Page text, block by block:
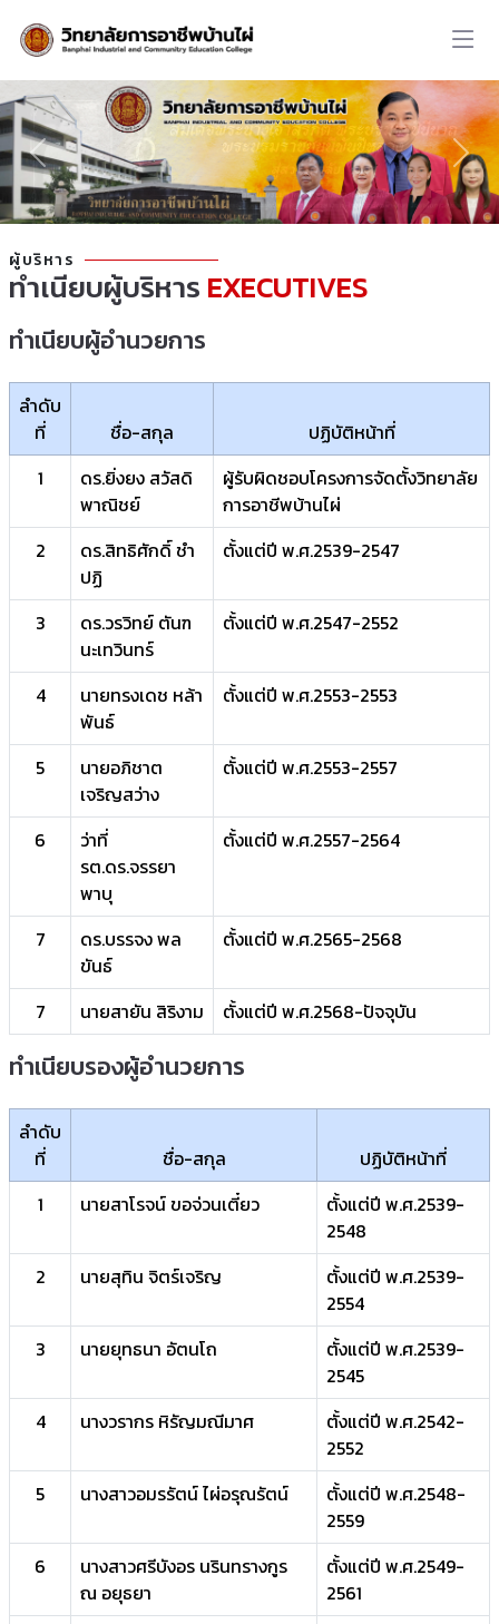
ผู้บริหาร
ทำเนียบผู้บริหาร EXECUTIVES
ทำเนียบผู้อำนวยการ
ลำดับ
ที่
ชื่อ-สกุล
ปฏิบัติหน้าที่
1
ดร.ยิ่งยง สวัสดิ
พาณิชย์
ผู้รับผิดชอบโครงการจัดตั้งวิทยาลัย
การอาชีพบ้านไผ่
2
ดร.สิทธิศักดิ์ ชำ
ปฏิ
ตั้งแต่ปี พ.ศ.2539-2547
3
ดร.วรวิทย์ ตันฑ
นะเทวินทร์
ตั้งแต่ปี พ.ศ.2547-2552
4
นายทรงเดช หล้า
พันธ์
ตั้งแต่ปี พ.ศ.2553-2553
5
นายอภิชาต
เจริญสว่าง
ตั้งแต่ปี พ.ศ.2553-2557
6
ว่าที่
รต.ดร.จรรยา
พาบุ
ตั้งแต่ปี พ.ศ.2557-2564
7
ดร.บรรจง พล
ขันธ์
ตั้งแต่ปี พ.ศ.2565-2568
7 นายสายัน สิริงาม ตั้งแต่ปี พ.ศ.2568-ปัจจุบัน
ทำเนียบรองผู้อำนวยการ
ลำดับ
ที่
ชื่อ-สกุล
ปฏิบัติหน้าที่
1
นายสาโรจน์ ขอจ่วนเตี๋ยว
ตั้งแต่ปี พ.ศ.2539-
2548
2
นายสุทิน จิตร์เจริญ
ตั้งแต่ปี พ.ศ.2539-
2554
3
นายยุทธนา อัตนโถ
ตั้งแต่ปี พ.ศ.2539-
2545
4
นางวรากร หิรัญมณีมาศ
ตั้งแต่ปี พ.ศ.2542-
2552
5
นางสาวอมรรัตน์ ไผ่อรุณรัตน์
ตั้งแต่ปี พ.ศ.2548-
2559
6
นางสาวศรีบังอร นรินทรางกูร
ณ อยุธยา
ตั้งแต่ปี พ.ศ.2549-
2561